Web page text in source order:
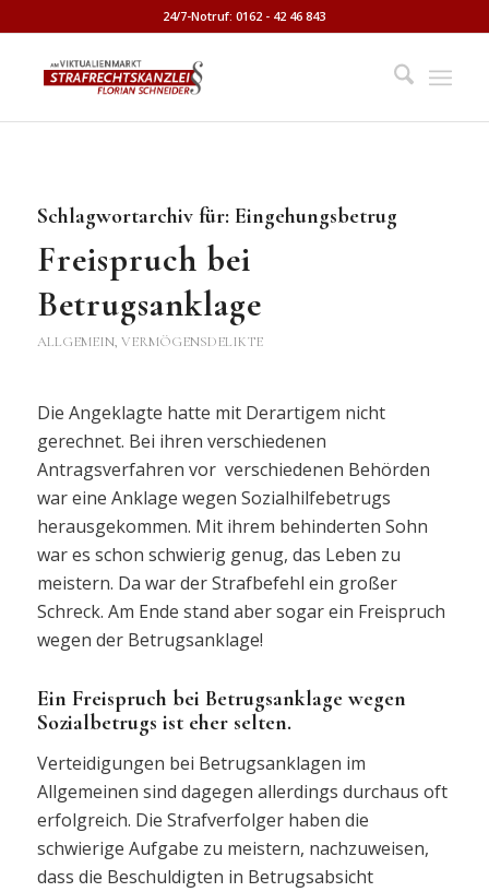
24/7-Notruf: 0162 - 42 46 843
Schlagwortarchiv für: Eingehungsbetrug
Freispruch bei
Betrugsanklage
ALLGEMEIN, VERMÖGENSDELIKTE
Die Angeklagte hatte mit Derartigem nicht
gerechnet. Bei ihren verschiedenen
Antragsverfahren vor verschiedenen Behörden
war eine Anklage wegen Sozialhilfebetrugs
herausgekommen. Mit ihrem behinderten Sohn
war es schon schwierig genug, das Leben zu
meistern. Da war der Strafbefehl ein großer
Schreck. Am Ende stand aber sogar ein Freispruch
wegen der Betrugsanklage!
Ein Freispruch bei Betrugsanklage wegen
Sozialbetrugs ist eher selten.
Verteidigungen bei Betrugsanklagen im
Allgemeinen sind dagegen allerdings durchaus oft
erfolgreich. Die Strafverfolger haben die
schwierige Aufgabe zu meistern, nachzuweisen,
dass die Beschuldigten in Betrugsabsicht